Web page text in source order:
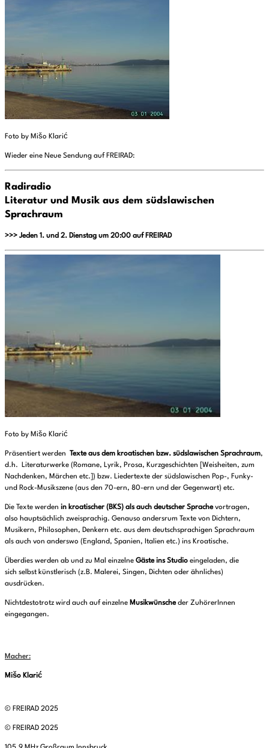
Foto by Mišo Klarić
Wieder eine Neue Sendung auf FREIRAD:
Radiradio
Literatur und Musik aus dem südslawischen
Sprachraum
>>> Jeden 1. und 2. Dienstag um 20:00 auf FREIRAD
Foto by Mišo Klarić
Präsentiert werden Texte aus dem kroatischen bzw. südslawischen Sprachraum,
d.h. Literaturwerke (Romane, Lyrik, Prosa, Kurzgeschichten [Weisheiten, zum
Nachdenken, Märchen etc.]) bzw. Liedertexte der südslawischen Pop-, Funky-
und Rock-Musikszene (aus den 70-ern, 80-ern und der Gegenwart) etc.
Die Texte werden in kroatischer (BKS) als auch deutscher Sprachevortragen,
also hauptsächlich zweisprachig. Genauso andersrum Texte von Dichtern,
Musikern, Philosophen, Denkern etc. aus dem deutschsprachigen Sprachraum
als auch von anderswo (England, Spanien, Italien etc.) ins Kroatische.
Überdies werden ab und zu Mal einzelne Gäste ins Studio eingeladen, die
sich selbst künstlerisch (z.B. Malerei, Singen, Dichten oder ähnliches)
ausdrücken.
Nichtdestotrotz wird auch auf einzelne Musikwünscheder ZuhörerInnen
eingegangen.
Macher:
Mišo Klarić
© FREIRAD 2025
© FREIRAD 2025